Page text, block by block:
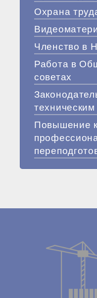
Охрана
Членство в
Работа в
советах
Повышение